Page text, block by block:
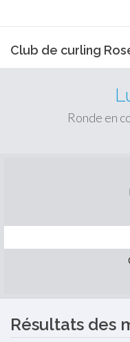
Club de curling
Ronde en
Résultats des